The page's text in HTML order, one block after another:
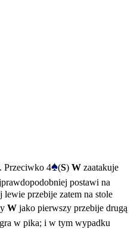
Przeciwko 4♠(S) W zaatakuje
postawi na
przebije zatem na stole
W jako pierwszy przebije drugą
w pika; i w tym wypadku